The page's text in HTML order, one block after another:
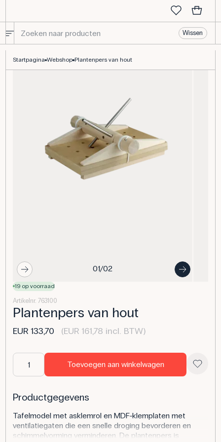
Wissen
Startpagina Webshop Plantenpers van hout
01/02
19 op voorraad
Artikelnr. 763100
Plantenpers van hout
EUR 133,70 (EUR 161,78 incl. BTW)
Toevoegen aan winkelwagen
Productgegevens
Tafelmodel met asklemrol en MDF-klemplaten met
ventilatiegaten die een snelle droging bevorderen en
schimmelvorming verminderen. De plantenpers is